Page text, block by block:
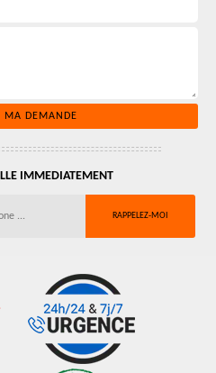
IMMEDIATEMENT